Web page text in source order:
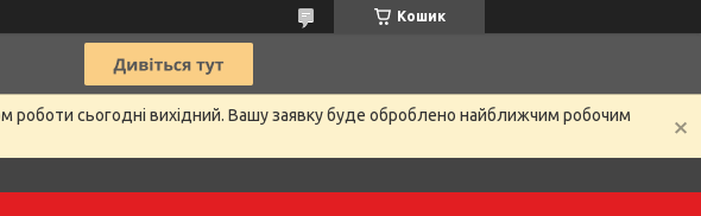
Кошик
роботи сьогодні вихідний. Вашу заявку буде оброблено найближчим робочим